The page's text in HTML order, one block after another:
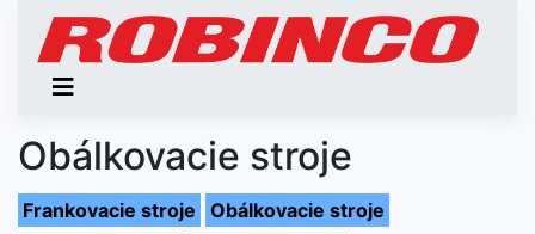
Obálkovacie stroje
Frankovacie stroje
Obálkovacie stroje